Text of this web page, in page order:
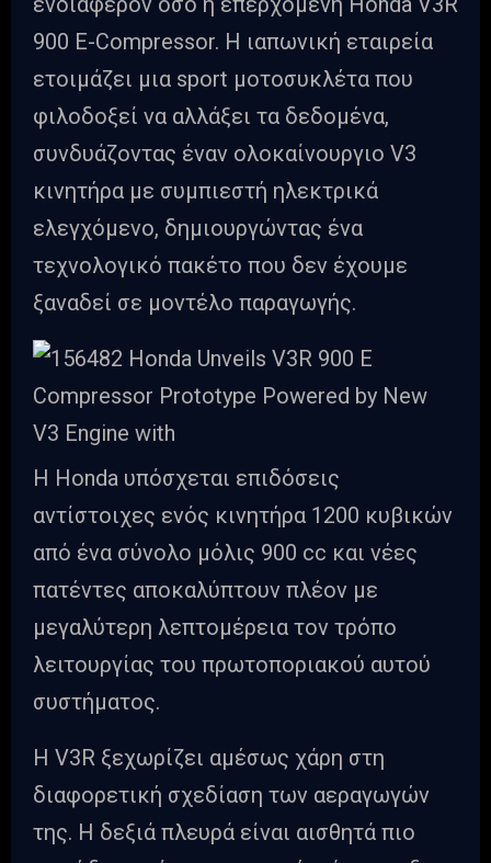
900 E-Compressor. Η ιαπωνική εταιρεία
ετοιμάζει μια sport μοτοσυκλέτα που
φιλοδοξεί να αλλάξει τα δεδομένα,
συνδυάζοντας έναν ολοκαίνουργιο V3
κινητήρα με συμπιεστή ηλεκτρικά
ελεγχόμενο, δημιουργώντας ένα
τεχνολογικό πακέτο που δεν έχουμε
ξαναδεί σε μοντέλο παραγωγής.
Η Honda υπόσχεται επιδόσεις
αντίστοιχες ενός κινητήρα 1200 κυβικών
από ένα σύνολο μόλις 900 cc και νέες
πατέντες αποκαλύπτουν πλέον με
μεγαλύτερη λεπτομέρεια τον τρόπο
λειτουργίας του πρωτοποριακού αυτού
συστήματος.
Η V3R ξεχωρίζει αμέσως χάρη στη
διαφορετική σχεδίαση των αεραγωγών
της. Η δεξιά πλευρά είναι αισθητά πιο